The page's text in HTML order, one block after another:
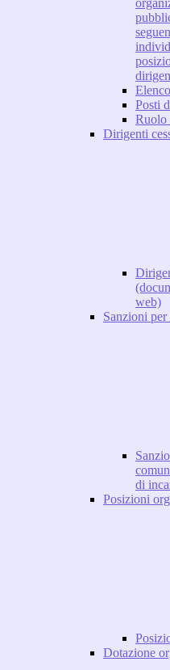
Posti
Ruolo
Dirigenti
web)
Sanzioni
di
Posizioni
Dotazione